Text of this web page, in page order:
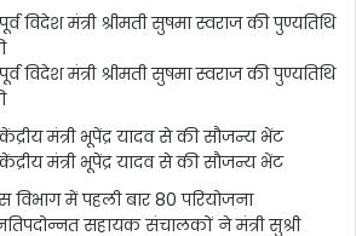
विदेश मंत्री श्रीमती सुषमा स्वराज की पुण्यतिथि
विदेश मंत्री श्रीमती सुषमा स्वराज की पुण्यतिथि
मंत्री भूपेंद्र यादव से की सौजन्य भेंट
मंत्री भूपेंद्र यादव से की सौजन्य भेंट
विभाग में पहली बार 80 परियोजना
सहायक संचालकों ने मंत्री सुश्री